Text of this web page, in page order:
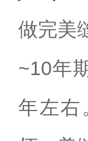
做完美
~10年
年左右